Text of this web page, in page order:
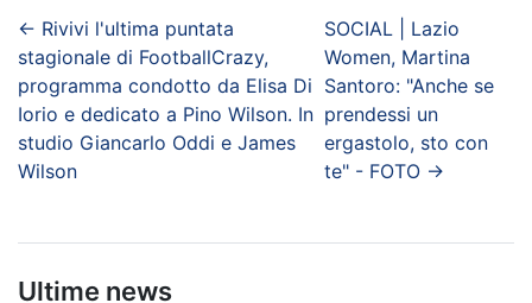
← Rivivi l'ultima puntata
stagionale di FootballCrazy,
programma condotto da Elisa Di
Iorio e dedicato a Pino Wilson. In
studio Giancarlo Oddi e James
Wilson
SOCIAL | Lazio
Women, Martina
Santoro: "Anche se
prendessi un
ergastolo, sto con
te" - FOTO →
Ultime news